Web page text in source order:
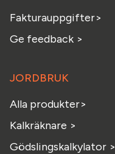
Fakturauppgifter>
Ge feedback >
JORDBRUK
Alla produkter>
Kalkräknare >
Gödslingskalkylator >